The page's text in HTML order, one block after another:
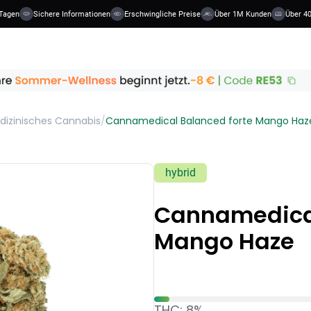
Sichere Informationen Erschwingliche Preise Über 1M Kunden Über
Cannabis/Cannamedical Balanced forte Mango
hybrid
Mango Haze